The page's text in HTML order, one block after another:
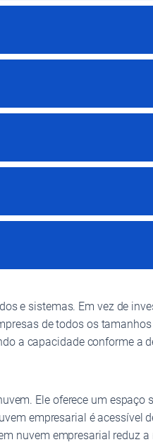
e sistemas. Em vez de
de todos os
a capacidade conforme
Ele oferece um
empresarial é
nuvem empresarial reduz